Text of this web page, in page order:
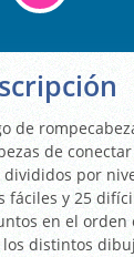
de
de
divididos por
fáciles y 25
en el orden
distintos